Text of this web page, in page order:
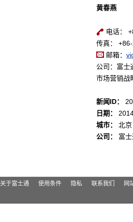
黄春燕
电话：
传真：
邮箱：
公司：富士
市场营销战
新闻ID：
日期：
城市：
北京
公司：
富
关于富士通 使用条件 隐私 联系我们 网